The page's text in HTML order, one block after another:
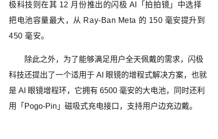
极科技则在其 12 月份推出的闪极 AI「拍拍镜」中选择
把电池容量最大，从 Ray-Ban Meta 的 150 毫安提升到
450 毫安。
除此之外，为了能够满足用户全天佩戴的需求，闪极
科技还提出了一个适用于 AI 眼镜的增程式解决方案，也就
是 AI 眼镜增程环，它拥有 6500 毫安的大电池，同时还利
用「Pogo-Pin」磁吸式充电接口，支持用户边充边戴。